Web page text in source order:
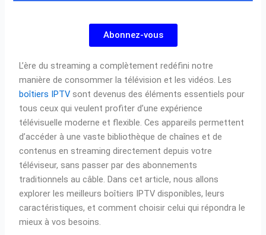
Abonnez-vous
L’ère du streaming a complètement redéfini notre
manière de consommer la télévision et les vidéos. Les
boîtiers IPTV sont devenus des éléments essentiels pour
tous ceux qui veulent profiter d’une expérience
télévisuelle moderne et flexible. Ces appareils permettent
d’accéder à une vaste bibliothèque de chaînes et de
contenus en streaming directement depuis votre
téléviseur, sans passer par des abonnements
traditionnels au câble. Dans cet article, nous allons
explorer les meilleurs boîtiers IPTV disponibles, leurs
caractéristiques, et comment choisir celui qui répondra le
mieux à vos besoins.